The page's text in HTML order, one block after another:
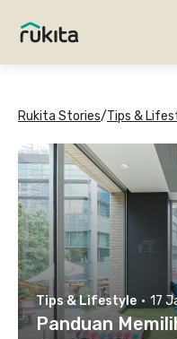
Rukita Stories/Tips &
Tips & Lifestyle · 17
Panduan